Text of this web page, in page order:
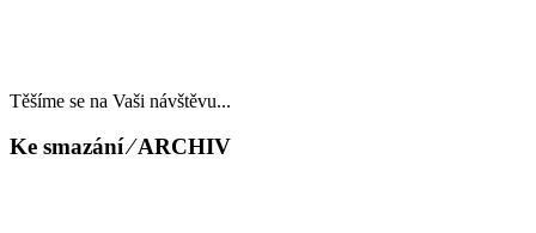
Těšíme se na Vaši návštěvu...
Ke smazání ⁄ ARCHIV